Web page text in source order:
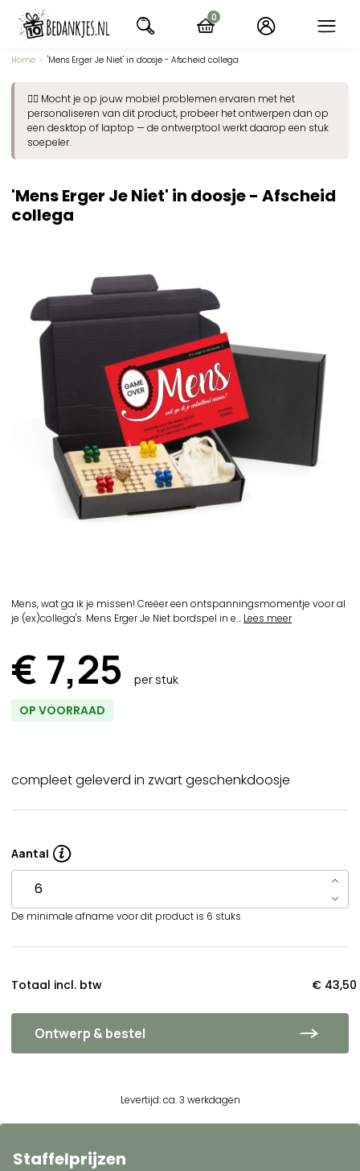
naar
navigatie
Home 'Mens Erger Je Niet' in doosje - Afscheid collega
👉🏽 Mocht je op jouw mobiel problemen ervaren met het
personaliseren van dit product, probeer het ontwerpen dan op
een desktop of laptop — de ontwerptool werkt daarop een stuk
soepeler.
'Mens Erger Je Niet' in doosje - Afscheid
collega
Mens, wat ga ik je missen! Creëer een ontspanningsmomentje voor al
je (ex)collega's. Mens Erger Je Niet bordspel in e... Lees meer
€ 7,25 per stuk
OP VOORRAAD
Ontwerp & bestel
compleet geleverd in zwart geschenkdoosje
Aantal
De minimale afname voor dit product is 6 stuks
Totaal incl. btw € 43,50
Levertijd: ca. 3 werkdagen
Staffelprijzen
0
items